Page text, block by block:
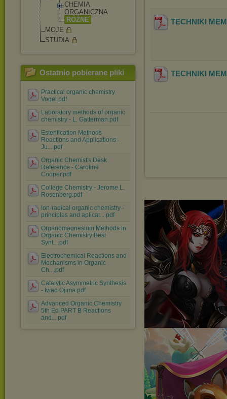
CHEMIA
ORGANICZNA
RÓŻNE
MOJE
STUDIA
Ostatnio pobierane pliki
Practical organic chemistry
Vogel.pdf
Laboratory methods of organic
chemistry - L. Gatterman.pdf
Esterification Methods
Reactions and Applications -
Ju....pdf
Organic Chemist's Desk
Reference - Caroline
Cooper.pdf
College Chemistry - Jerome L.
Rosenberg.pdf
Ion-radical organic chemistry -
principles and aplicat....pdf
Organomagnesium Methods in
Organic Chemistry Best
Synt....pdf
Electrochemical Reactions and
Mechanisms in Organic
Ch....pdf
Catalytic Asymmetric Synthesis
- Iwao Ojima.pdf
Advanced Organic Chemistry
5th Ed PART B Reactions
and....pdf
TECHNIKI
TECHNIKI